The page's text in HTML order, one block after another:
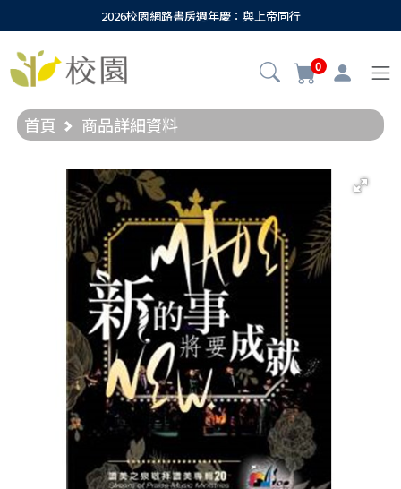
2026校園網路書房週年慶：與上帝同行
0
首頁 商品詳細資料